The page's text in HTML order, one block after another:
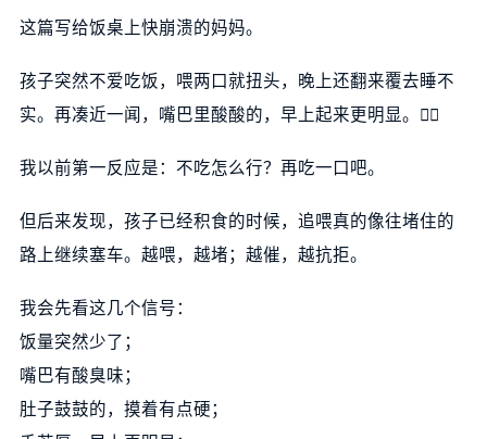
这篇写给饭桌上快崩溃的妈妈。
孩子突然不爱吃饭，喂两口就扭头，晚上还翻来覆去睡不
实。再凑近一闻，嘴巴里酸酸的，早上起来更明显。😮‍💨
我以前第一反应是：不吃怎么行？再吃一口吧。
但后来发现，孩子已经积食的时候，追喂真的像往堵住的
路上继续塞车。越喂，越堵；越催，越抗拒。
我会先看这几个信号：
饭量突然少了；
嘴巴有酸臭味；
肚子鼓鼓的，摸着有点硬；